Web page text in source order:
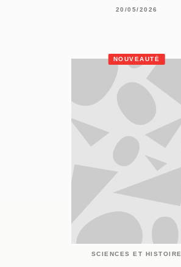
20/05/2026
NOUVEAUTÉ
SCIENCES ET HISTOIRE